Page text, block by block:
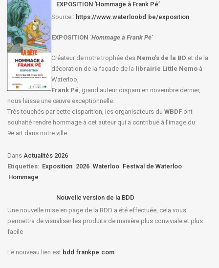
EXPOSITION ‘Hommage à Frank Pé’
Source : https://www.waterloobd.be/exposition
EXPOSITION ‘Hommage à Frank Pé’
Créateur de notre trophée des Nemo’s de la BD et de la
décoration de la façade de la librairie Little Nemo à
Waterloo,
Frank Pé, grand auteur disparu en novembre dernier,
nous laisse une œuvre exceptionnelle.
Très touchés par cette disparition, les organisateurs du WBDF ont
souhaité rendre hommage à cet auteur qui a contribué à l’image du
9e art dans notre ville.
Dans Actualités 2026
Etiquettes: Exposition 2026 Waterloo Festival de Waterloo
Hommage
Nouvelle version de la BDD
Une nouvelle mise en page de la BDD a été effectuée, cela vous
permettra de visualiser les produits de manière plus conviviale et plus
facile
Le nouveau lien est bdd.frankpe.com